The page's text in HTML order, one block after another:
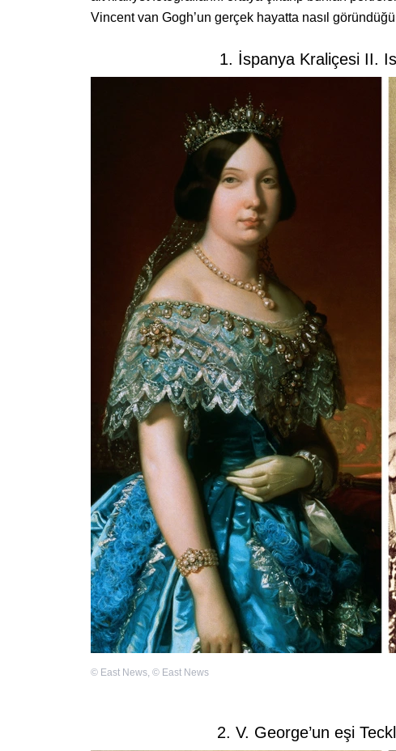
Vincent van Gogh’un gerçek hayatta nasıl
1. İspanya Kraliçesi II.
© East News, © East News
2. V. George’un eşi